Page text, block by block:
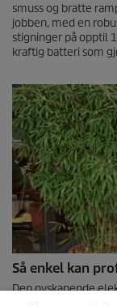
smuss og bratte
jobben, med en
stigninger på opptil
kraftig batteri som
Så enkel kan
Den nyskapende